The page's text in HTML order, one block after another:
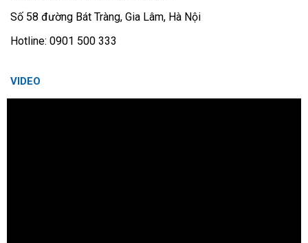
Số 58 đường Bát Tràng, Gia Lâm, Hà Nội
Hotline: 0901 500 333
VIDEO